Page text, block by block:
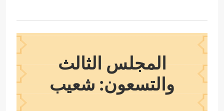
المجلس الثالث
والتسعون: شعيب